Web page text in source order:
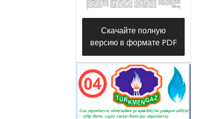
экспедиция. Как известно из
названия, в настоящее время
экспедиция на основе плана по
исследовательской
деятельности Государственной
корпорации «Туркменгеология»
проводит геолого-
Скачайте полную
версию в формате PDF